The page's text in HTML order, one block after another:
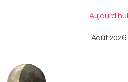
Aujourd'hui
Août 2026